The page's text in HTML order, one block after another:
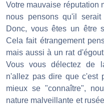
Votre mauvaise réputation
nous pensons qu'il
Donc, vous êtes un être
Cela fait étrangement
mais aussi à un rat
Vous vous délectez de
n'allez pas dire que c'est
mieux se "connaître",
nature malveillante et